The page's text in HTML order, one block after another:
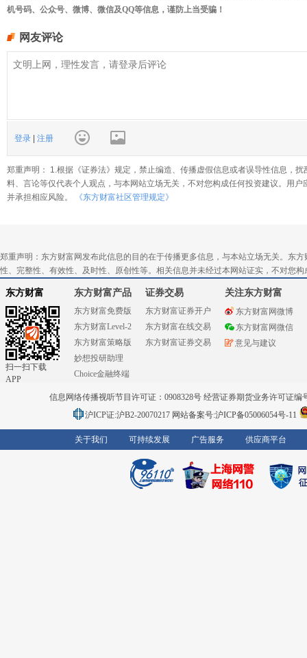
机号码、公众号、微博、微信及QQ等信息，谨防上当受骗！
网友评论
登录 注册
郑重声明： 1.根据《证券法》规定，禁止编造、传播虚假信息或者误导性信息，
料、言论等仅代表个人观点，与本网站立场无关，不对您构成任何投资建议。用
并承担相应风险。
《东方财富社区管理规定》
郑重声明：东方财富网发布此信息的目的在于传播更多信息，与本站立场无关。东
性、完整性、有效性、及时性、原创性等。相关信息并未经过本网站证实，不对您
东方财富
扫一扫下载
APP
东方财富产品
东方财富免费版
东方财富Level-2
东方财富策略版
妙想投研助理
Choice金融终端
证券交易
东方财富证券开户
东方财富在线交易
东方财富证券交易
关注东方财富
东方财富网微博
东方财富网微信
意见与建议
信息网络传播视听节目许可证：0908328号 经营证券期货业务许可证编
沪ICP证:沪B2-20070217 网站备案号:沪ICP备05006054号-11
关于我们 可持续发展 广告服务 供应商平台